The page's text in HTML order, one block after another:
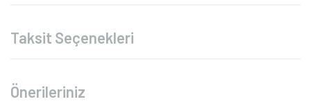
Taksit Seçenekleri
Önerileriniz